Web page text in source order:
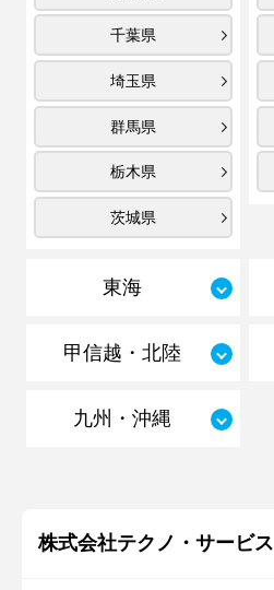
千葉県
埼玉県
群馬県
栃木県
茨城県
東海
甲信越・北陸
九州・沖縄
株式会社テクノ・サービス